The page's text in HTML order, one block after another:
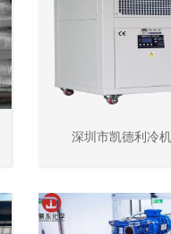
深圳市凯德利冷